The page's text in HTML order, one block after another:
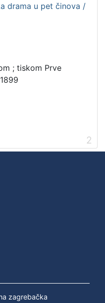
drama u pet činova /
; tiskom Prve
2
zagrebačka